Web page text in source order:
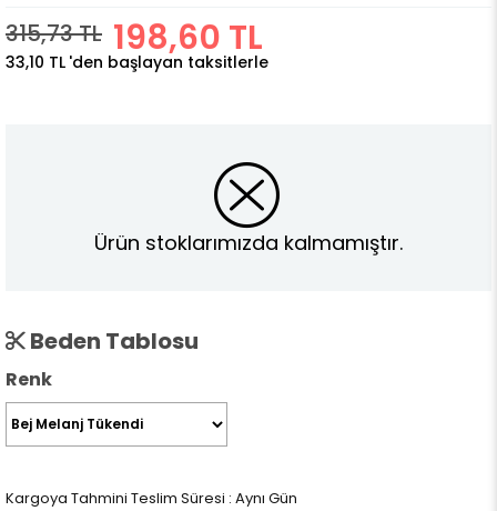
315,73 TL 198,60 TL
33,10 TL 'den başlayan taksitlerle
Ürün stoklarımızda kalmamıştır.
Beden Tablosu
Renk
Kargoya Tahmini Teslim Süresi : Aynı Gün